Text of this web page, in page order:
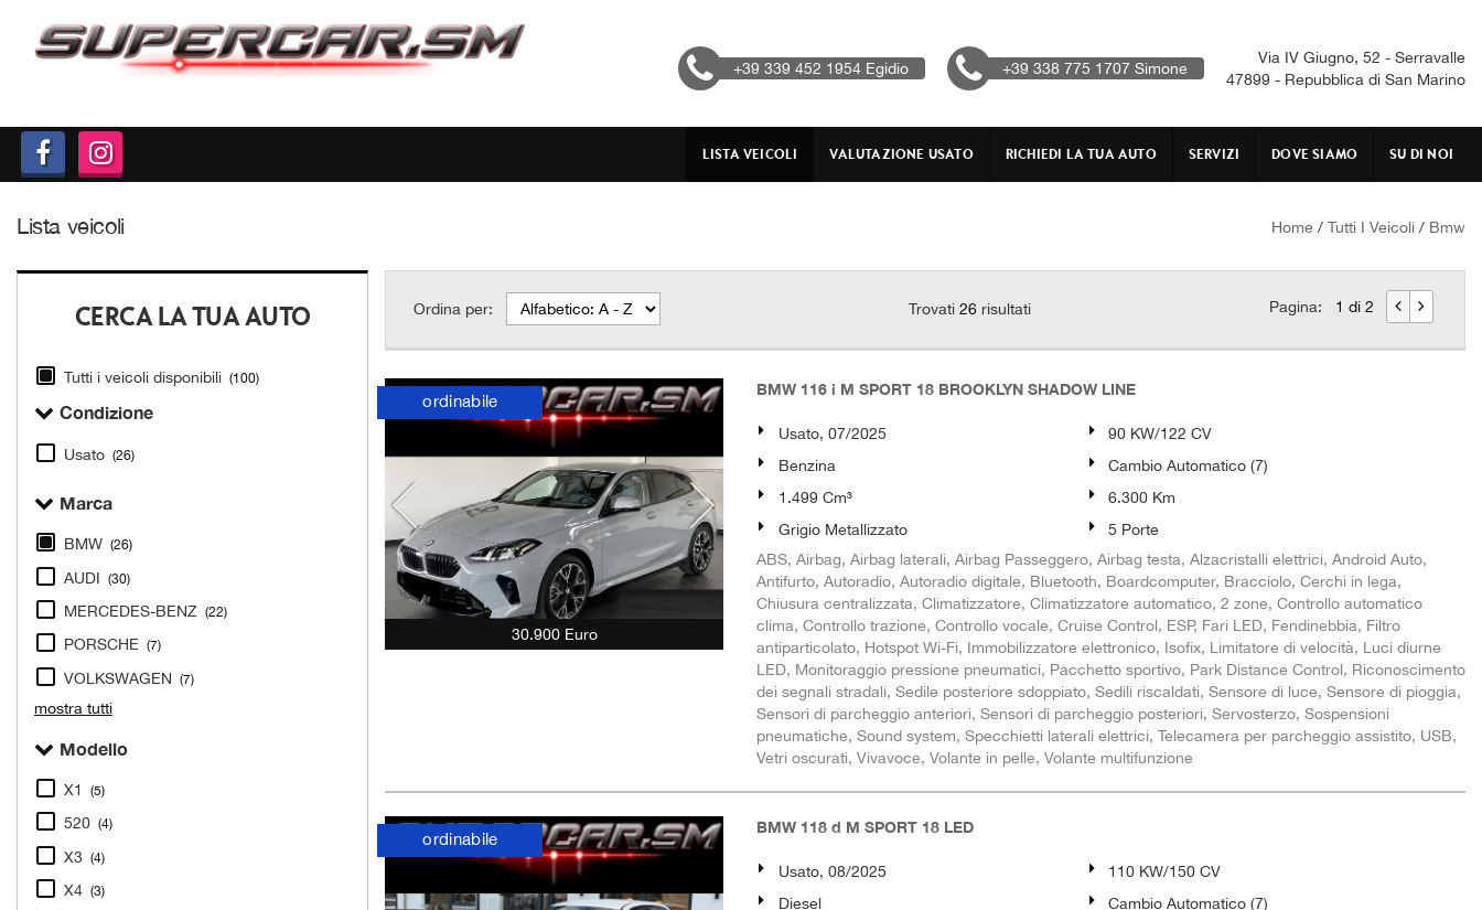
LISTA VEICOLI
RICHIEDI LA TUA AUTO
SERVIZI
Via IV Giugno, 52 - Serravalle
47899 - Repubblica di San Marino
+39 338 775 1707 Simone
+39 339 452 1954 Egidio
LISTA VEICOLI VALUTAZIONE USATO RICHIEDI LA TUA AUTO SERVIZI DOVE SIAMO SU DI NOI
Lista veicoli Home / Tutti I Veicoli / Bmw
CERCA LA TUA AUTO
Tutti i veicoli disponibili (100)
Condizione
Usato (26)
Marca
BMW (26)
AUDI (30)
MERCEDES-BENZ (22)
PORSCHE (7)
VOLKSWAGEN (7)
mostra tutti
Modello
X1 (5)
520 (4)
X3 (4)
X4 (3)
Ordina per: Trovati 26risultati Pagina: 1 di 2
30.900 Euro
ordinabile
BMW 116 i M SPORT 18 BROOKLYN SHADOW LINE
Usato, 07/2025
90 KW/122 CV
Benzina
Cambio Automatico (7)
1.499 Cm³
6.300 Km
Grigio Metallizzato
5 Porte
ABS, Airbag, Airbag laterali, Airbag Passeggero, Airbag testa, Alzacristalli elettrici, Android Auto,
Antifurto, Autoradio, Autoradio digitale, Bluetooth, Boardcomputer, Bracciolo, Cerchi in lega,
Chiusura centralizzata, Climatizzatore, Climatizzatore automatico, 2 zone, Controllo automatico
clima, Controllo trazione, Controllo vocale, Cruise Control, ESP, Fari LED, Fendinebbia, Filtro
antiparticolato, Hotspot Wi-Fi, Immobilizzatore elettronico, Isofix, Limitatore di velocità, Luci diurne
LED, Monitoraggio pressione pneumatici, Pacchetto sportivo, Park Distance Control, Riconoscimento
dei segnali stradali, Sedile posteriore sdoppiato, Sedili riscaldati, Sensore di luce, Sensore di pioggia,
Sensori di parcheggio anteriori, Sensori di parcheggio posteriori, Servosterzo, Sospensioni
pneumatiche, Sound system, Specchietti laterali elettrici, Telecamera per parcheggio assistito, USB,
Vetri oscurati, Vivavoce, Volante in pelle, Volante multifunzione
ordinabile
BMW 118 d M SPORT 18 LED
Usato, 08/2025
110 KW/150 CV
Diesel
Cambio Automatico (7)